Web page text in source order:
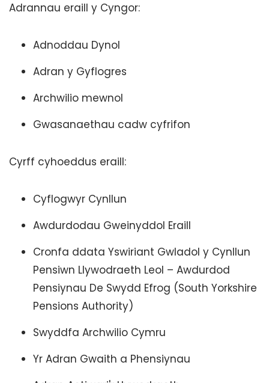
Adrannau eraill y Cyngor:
Adnoddau Dynol
Adran y Gyflogres
Archwilio mewnol
Gwasanaethau cadw cyfrifon
Cyrff cyhoeddus eraill:
Cyflogwyr Cynllun
Awdurdodau Gweinyddol Eraill
Cronfa ddata Yswiriant Gwladol y Cynllun
Pensiwn Llywodraeth Leol – Awdurdod
Pensiynau De Swydd Efrog (South Yorkshire
Pensions Authority)
Swyddfa Archwilio Cymru
Yr Adran Gwaith a Phensiynau